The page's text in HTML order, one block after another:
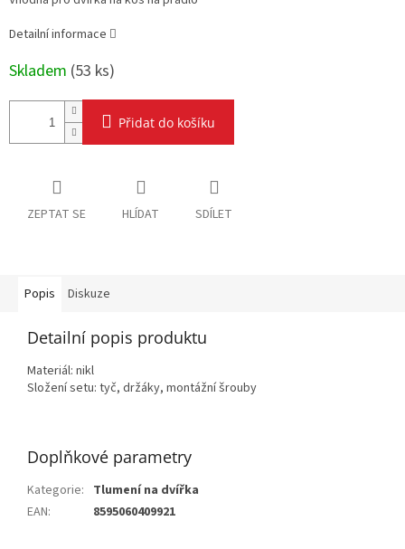
Detailní informace
Skladem (53 ks)
Přidat do košíku
ZEPTAT SE HLÍDAT SDÍLET
Popis Diskuze
Detailní popis produktu
Materiál: nikl
Složení setu: tyč, držáky, montážní šrouby
Doplňkové parametry
Kategorie: Tlumení na dvířka
EAN: 8595060409921